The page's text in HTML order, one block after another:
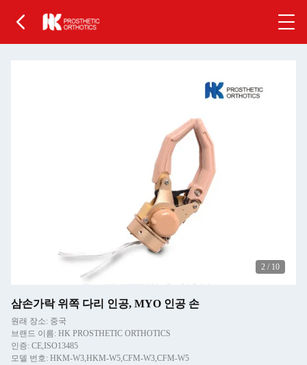
2 / 10
삼손가락 위쪽 다리 인공, MYO 인공 손
원래 장소: 중국
브랜드 이름: HK PROSTHETIC ORTHOTICS
인증: CE,ISO13485
모델 번호: HKM-W3,HKM-W5,CFM-W3,CFM-W5